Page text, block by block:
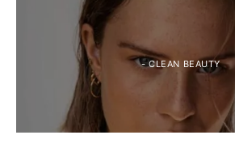
- CLEAN BEAUTY